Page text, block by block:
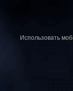
Использовать